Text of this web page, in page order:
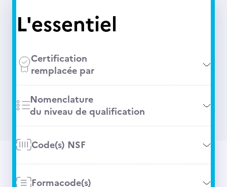
L'essentiel
Certification
remplacée par
Nomenclature
du niveau de qualification
Code(s) NSF
Formacode(s)